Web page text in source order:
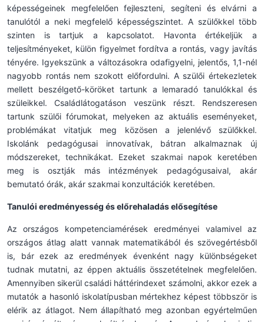
képességeinek megfelelően fejleszteni, segíteni és elvárni a
tanulótól a neki megfelelő képességszintet. A szülőkkel több
szinten is tartjuk a kapcsolatot. Havonta értékeljük a
teljesítményeket, külön figyelmet fordítva a rontás, vagy javítás
tényére. Igyekszünk a változásokra odafigyelni, jelentős, 1,1-nél
nagyobb rontás nem szokott előfordulni. A szülői értekezletek
mellett beszélgető-köröket tartunk a lemaradó tanulókkal és
szüleikkel. Családlátogatáson veszünk részt. Rendszeresen
tartunk szülői fórumokat, melyeken az aktuális eseményeket,
problémákat vitatjuk meg közösen a jelenlévő szülőkkel.
Iskolánk pedagógusai innovatívak, bátran alkalmaznak új
módszereket, technikákat. Ezeket szakmai napok keretében
meg is osztják más intézmények pedagógusaival, akár
bemutató órák, akár szakmai konzultációk keretében.
Tanulói eredményesség és előrehaladás elősegítése
Az országos kompetenciamérések eredményei valamivel az
országos átlag alatt vannak matematikából és szövegértésből
is, bár ezek az eredmények évenként nagy különbségeket
tudnak mutatni, az éppen aktuális összetételnek megfelelően.
Amennyiben sikerül családi háttérindexet számolni, akkor ezek a
mutatók a hasonló iskolatípusban mértekhez képest többször is
elérik az átlagot. Nem állapítható meg azonban egyértelműen